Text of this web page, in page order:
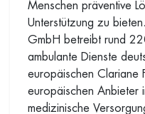
Menschen präventive
Unterstützung zu
GmbH betreibt rund
ambulante Dienste
europäischen Clariane
europäischen Anbieter
medizinische